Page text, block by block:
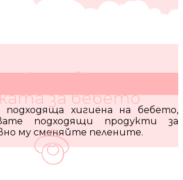
съвета за
за бебето
подходяща хигиена на бебето,
подходящи продукти за
му сменяйте пелените.